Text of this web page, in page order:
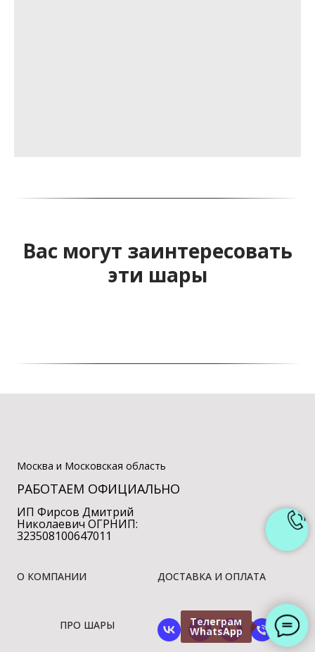
Телеграм
WhatsApp
Вас могут заинтересовать
эти шары
Москва и Московская область
РАБОТАЕМ ОФИЦИАЛЬНО
ИП Фирсов Дмитрий
Николаевич ОГРНИП:
323508100647011
О КОМПАНИИ ДОСТАВКА И ОПЛАТА
ПРО ШАРЫ